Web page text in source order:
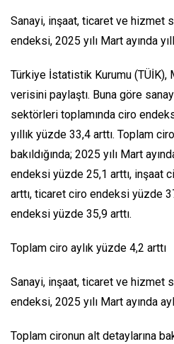
Sanayi, inşaat, ticaret ve hizmet
endeksi, 2025 yılı Mart ayında
Türkiye İstatistik Kurumu (TÜİK),
verisini paylaştı. Buna göre
sektörleri toplamında ciro
yıllık yüzde 33,4 arttı. Toplam
bakıldığında; 2025 yılı Mart
endeksi yüzde 25,1 arttı, inşaat
arttı, ticaret ciro endeksi yüzde
endeksi yüzde 35,9 arttı.
Toplam ciro aylık yüzde 4,2 arttı
Sanayi, inşaat, ticaret ve hizmet
endeksi, 2025 yılı Mart ayında
Toplam cironun alt detaylarına